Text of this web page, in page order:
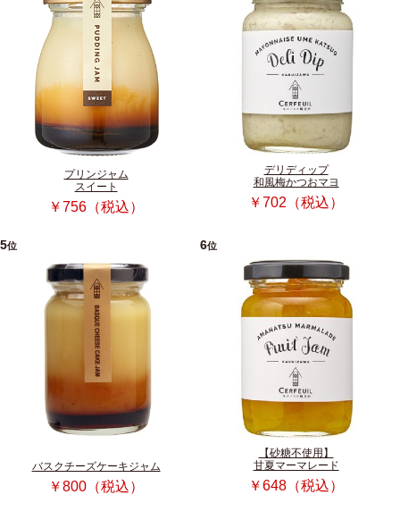
プリンジャム
スイート
￥756（税込）
デリディップ
和風梅かつおマヨ
￥702（税込）
5位
バスクチーズケーキジャム
￥800（税込）
6位
【砂糖不使用】
甘夏マーマレード
￥648（税込）